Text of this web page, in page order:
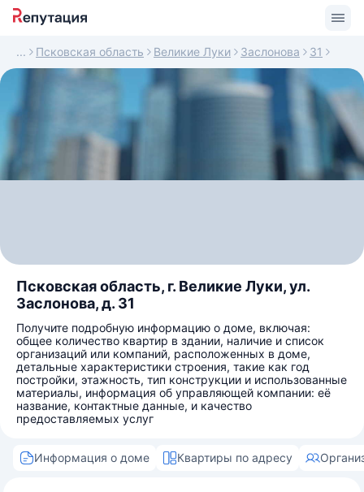
Псковская область Великие Луки Заслонова 31
Псковская область, г. Великие Луки, ул.
Заслонова, д. 31
Получите подробную информацию о доме, включая:
общее количество квартир в здании, наличие и список
организаций или компаний, расположенных в доме,
детальные характеристики строения, такие как год
постройки, этажность, тип конструкции и использованные
материалы, информация об управляющей компании: её
название, контактные данные, и качество
предоставляемых услуг
Информация о доме Квартиры по адресу